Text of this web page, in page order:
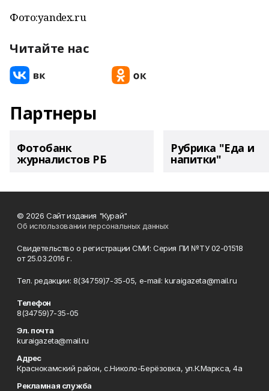
Фото:yandex.ru
Читайте нас
Партнеры
Фотобанк
журналистов РБ
Рубрика "Еда и
напитки"
© 2026 Сайт издания "Курай"
Об использовании персональных данных
Свидетельство о регистрации СМИ: Серия ПИ №ТУ 02-01518
от 25.03.2016 г.
Тел. редакции: 8(34759)7-35-05, e-mail: kuraigazeta@mail.ru
Телефон
8(34759)7-35-05
Эл. почта
kuraigazeta@mail.ru
Адрес
Краснокамский район, с.Николо-Берёзовка, ул.К.Маркса, 4а
Рекламная служба